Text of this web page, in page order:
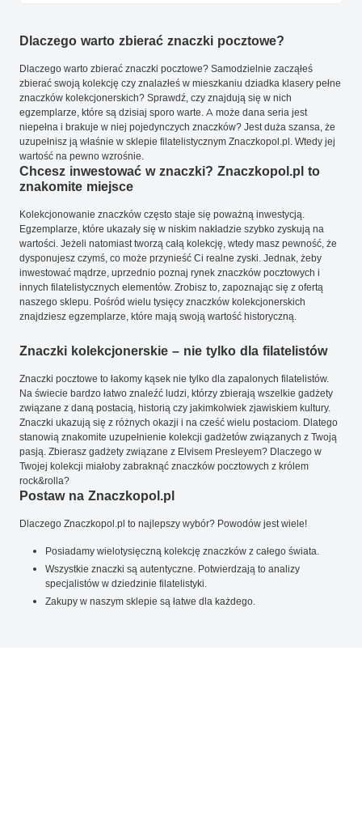
Dlaczego warto zbierać znaczki pocztowe?
Dlaczego warto zbierać znaczki pocztowe? Samodzielnie zacząłeś
zbierać swoją kolekcję czy znalazłeś w mieszkaniu dziadka klasery pełne
znaczków kolekcjonerskich? Sprawdź, czy znajdują się w nich
egzemplarze, które są dzisiaj sporo warte. A może dana seria jest
niepełna i brakuje w niej pojedynczych znaczków? Jest duża szansa, że
uzupełnisz ją właśnie w sklepie filatelistycznym Znaczkopol.pl. Wtedy jej
wartość na pewno wzrośnie.
Chcesz inwestować w znaczki? Znaczkopol.pl to
znakomite miejsce
Kolekcjonowanie znaczków często staje się poważną inwestycją.
Egzemplarze, które ukazały się w niskim nakładzie szybko zyskują na
wartości. Jeżeli natomiast tworzą całą kolekcję, wtedy masz pewność, że
dysponujesz czymś, co może przynieść Ci realne zyski. Jednak, żeby
inwestować mądrze, uprzednio poznaj rynek znaczków pocztowych i
innych filatelistycznych elementów. Zrobisz to, zapoznając się z ofertą
naszego sklepu. Pośród wielu tysięcy znaczków kolekcjonerskich
znajdziesz egzemplarze, które mają swoją wartość historyczną.
Znaczki kolekcjonerskie – nie tylko dla filatelistów
Znaczki pocztowe to łakomy kąsek nie tylko dla zapalonych filatelistów.
Na świecie bardzo łatwo znaleźć ludzi, którzy zbierają wszelkie gadżety
związane z daną postacią, historią czy jakimkolwiek zjawiskiem kultury.
Znaczki ukazują się z różnych okazji i na cześć wielu postaciom. Dlatego
stanowią znakomite uzupełnienie kolekcji gadżetów związanych z Twoją
pasją. Zbierasz gadżety związane z Elvisem Presleyem? Dlaczego w
Twojej kolekcji miałoby zabraknąć znaczków pocztowych z królem
rock&rolla?
Postaw na Znaczkopol.pl
Dlaczego Znaczkopol.pl to najlepszy wybór? Powodów jest wiele!
Posiadamy wielotysięczną kolekcję znaczków z całego świata.
Wszystkie znaczki są autentyczne. Potwierdzają to analizy
specjalistów w dziedzinie filatelistyki.
Zakupy w naszym sklepie są łatwe dla każdego.